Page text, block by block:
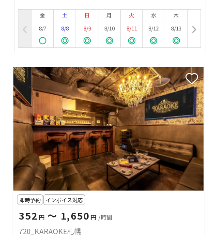
金
8/7
土
8/8
日
8/9
月
8/10
火
8/11
水
8/12
木
8/13
即時予約 インボイス対応
352 円 〜 1,650 円 /時間
720_KARAOKE札幌